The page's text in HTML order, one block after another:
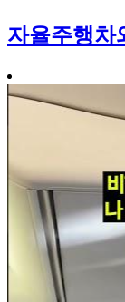
자율주행차